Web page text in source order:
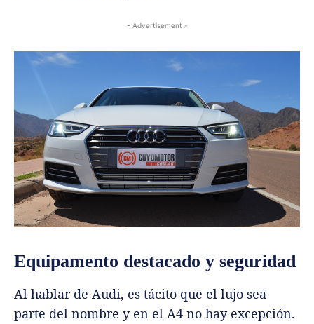
- Advertisement -
Equipamento destacado y seguridad
Al hablar de Audi, es tácito que el lujo sea
parte del nombre y en el A4 no hay excepción.